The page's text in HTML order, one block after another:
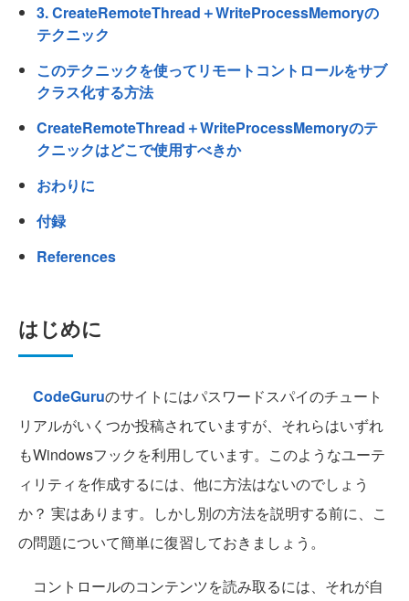
3. CreateRemoteThread＋WriteProcessMemoryの
テクニック
このテクニックを使ってリモートコントロールをサブ
クラス化する方法
CreateRemoteThread＋WriteProcessMemoryのテ
クニックはどこで使用すべきか
おわりに
付録
References
はじめに
CodeGuruのサイトにはパスワードスパイのチュート
リアルがいくつか投稿されていますが、それらはいずれ
もWindowsフックを利用しています。このようなユーテ
ィリティを作成するには、他に方法はないのでしょう
か？ 実はあります。しかし別の方法を説明する前に、こ
の問題について簡単に復習しておきましょう。
コントロールのコンテンツを読み取るには、それが自